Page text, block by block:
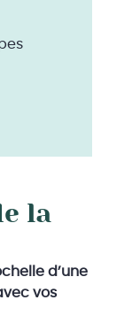
la
d’une
vos